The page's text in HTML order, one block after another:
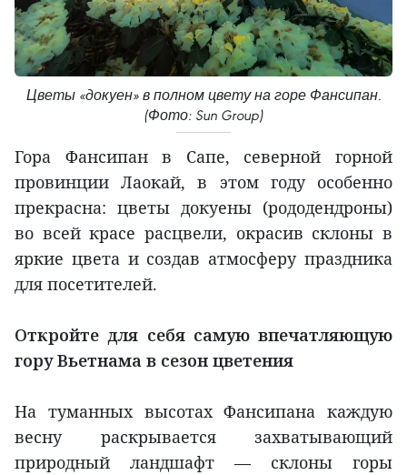
Цветы «докуен» в полном цвету на горе Фансипан.
(Фото: Sun Group)
Гора Фансипан в Сапе, северной горной
провинции Лаокай, в этом году особенно
прекрасна: цветы докуены (рододендроны)
во всей красе расцвели, окрасив склоны в
яркие цвета и создав атмосферу праздника
для посетителей.
Откройте для себя самую впечатляющую
гору Вьетнама в сезон цветения
На туманных высотах Фансипана каждую
весну раскрывается захватывающий
природный ландшафт — склоны горы